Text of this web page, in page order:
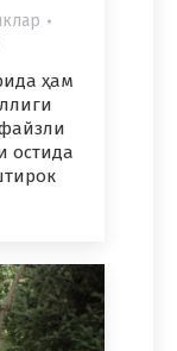
ҳам
остида